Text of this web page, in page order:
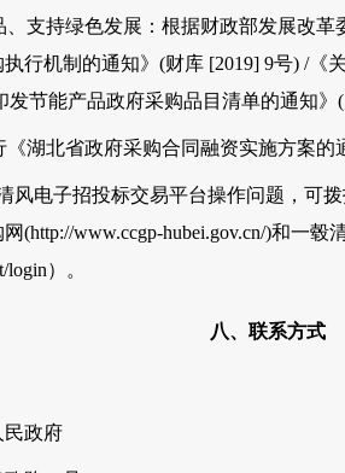
支持绿色发展：根据财政部发展改
行机制的通知》(财库 [2019] 9号) /《
发节能产品政府采购品目清单的通知
《湖北省政府采购合同融资实施方案的
风电子招投标交易平台操作问题，可
网(http://www.ccgp-hubei.gov.cn/)和一毂
login）。
八、联系方式
民政府